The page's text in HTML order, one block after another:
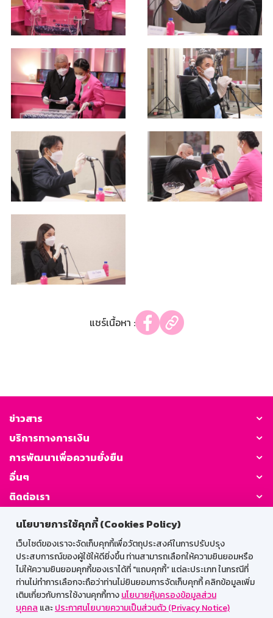
นโยบายการใช้คุกกี้ (Cookies Policy)
เว็บไซต์ของเราจะจัดเก็บคุกกี้เพื่อวัตถุประสงค์ในการปรับปรุง
ประสบการณ์ของผู้ใช้ให้ดียิ่งขึ้น ท่านสามารถเลือกให้ความยินยอมหรือ
ไม่ให้ความยินยอมคุกกี้ของเราได้ที่ "แถบคุกกี้” แต่ละประเภท ในกรณีที่
ท่านไม่ทำการเลือกจะถือว่าท่านไม่ยินยอมการจัดเก็บคุกกี้ คลิกข้อมูลเพิ่ม
เติมเกี่ยวกับการใช้งานคุกกี้ทางนโยบายคุ้มครองข้อมูลส่วน
บุคคล และประกาศนโยบายความเป็นส่วนตัว (Privacy Notice)
แชร์เนื้อหา :
ข่าวสาร
บริการทางการเงิน
การพัฒนาเพื่อความยั่งยืน
อื่นๆ
ติดต่อเรา
GSB Society:
สำหรับพนักงาน
Web HR
GSB Wisdom
M-Search